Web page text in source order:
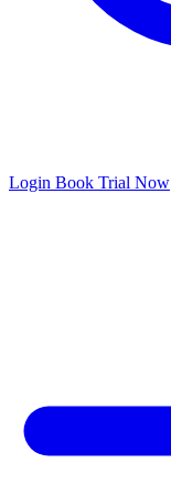
Login Book Trial Now